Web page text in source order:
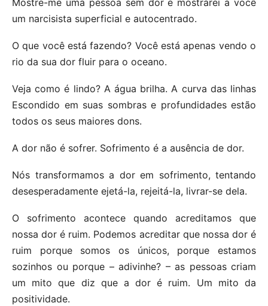
Mostre-me uma pessoa sem dor e mostrarei a você
um narcisista superficial e autocentrado.
O que você está fazendo? Você está apenas vendo o
rio da sua dor fluir para o oceano.
Veja como é lindo? A água brilha. A curva das linhas
Escondido em suas sombras e profundidades estão
todos os seus maiores dons.
A dor não é sofrer. Sofrimento é a ausência de dor.
Nós transformamos a dor em sofrimento, tentando
desesperadamente ejetá-la, rejeitá-la, livrar-se dela.
O sofrimento acontece quando acreditamos que
nossa dor é ruim. Podemos acreditar que nossa dor é
ruim porque somos os únicos, porque estamos
sozinhos ou porque – adivinhe? – as pessoas criam
um mito que diz que a dor é ruim. Um mito da
positividade.